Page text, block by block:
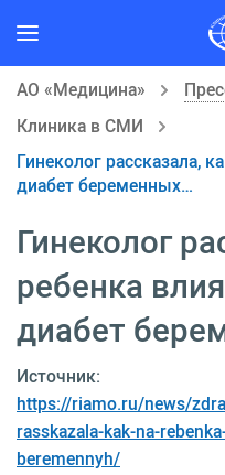
АО «Медицина»
Клиника в СМИ
Гинеколог рассказала,
диабет беременных…
Гинеколог
ребенка
диабет
Источник:
https://riamo.ru/news/
rasskazala-kak-na-
beremennyh/